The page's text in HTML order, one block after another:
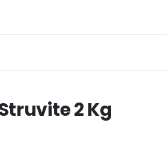
2 Kg